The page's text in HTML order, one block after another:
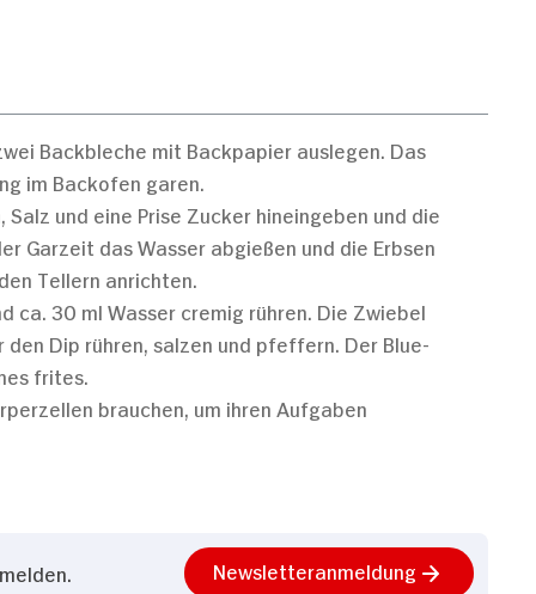
Backbleche mit Backpapier auslegen. Das
im Backofen garen.
und eine Prise Zucker hineingeben und die
Garzeit das Wasser abgießen und die Erbsen
Tellern anrichten.
ca. 30 ml Wasser cremig rühren. Die Zwiebel
Dip rühren, salzen und pfeffern. Der Blue-
frites.
brauchen, um ihren Aufgaben
Newsletteranmeldung